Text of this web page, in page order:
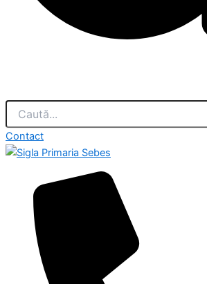
Contact